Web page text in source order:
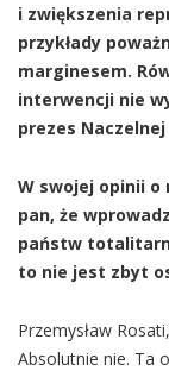
i zwiększenia
przykłady
marginesem.
interwencji nie
prezes
W swojej opinii o
pan, że
państw
to nie jest zbyt
Przemysław
Absolutnie nie. Ta